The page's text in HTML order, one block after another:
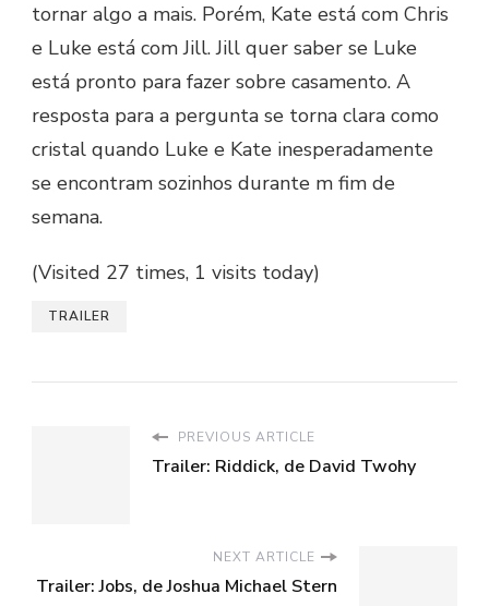
tornar algo a mais. Porém, Kate está com Chris
e Luke está com Jill. Jill quer saber se Luke
está pronto para fazer sobre casamento. A
resposta para a pergunta se torna clara como
cristal quando Luke e Kate inesperadamente
se encontram sozinhos durante m fim de
semana.
(Visited 27 times, 1 visits today)
TRAILER
PREVIOUS ARTICLE
Trailer: Riddick, de David Twohy
NEXT ARTICLE
Trailer: Jobs, de Joshua Michael Stern